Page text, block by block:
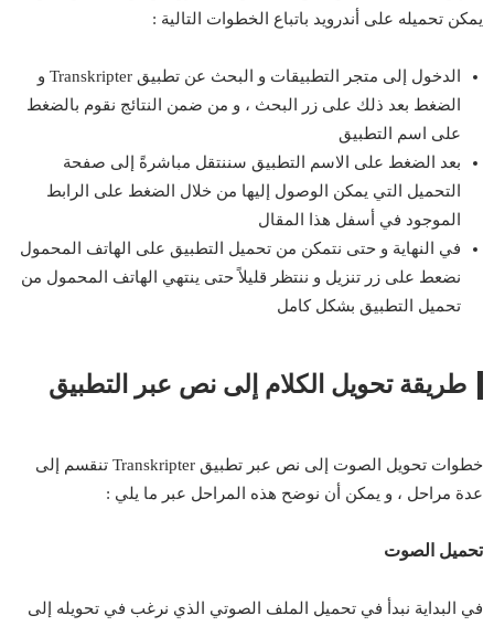
يمكن تحميله على أندرويد باتباع الخطوات التالية :
الدخول إلى متجر التطبيقات و البحث عن تطبيق Transkripter و
الضغط بعد ذلك على زر البحث ، و من ضمن النتائج نقوم بالضغط
على اسم التطبيق
بعد الضغط على الاسم التطبيق سننتقل مباشرةً إلى صفحة
التحميل التي يمكن الوصول إليها من خلال الضغط على الرابط
الموجود في أسفل هذا المقال
في النهاية و حتى نتمكن من تحميل التطبيق على الهاتف المحمول
نضعط على زر تنزيل و ننتظر قليلاً حتى ينتهي الهاتف المحمول من
تحميل التطبيق بشكل كامل
طريقة تحويل الكلام إلى نص عبر التطبيق
خطوات تحويل الصوت إلى نص عبر تطبيق Transkripter تنقسم إلى
عدة مراحل ، و يمكن أن نوضح هذه المراحل عبر ما يلي :
تحميل الصوت
في البداية نبدأ في تحميل الملف الصوتي الذي نرغب في تحويله إلى